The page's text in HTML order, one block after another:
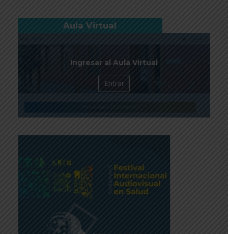
Aula Virtual
Ingresar al Aula Virtual
Entrar